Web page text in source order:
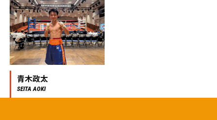
青木政太
SEITA AOKI